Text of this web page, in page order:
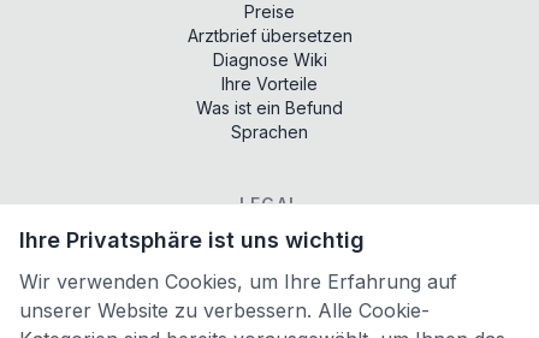
Preise
Arztbrief übersetzen
Diagnose Wiki
Ihre Vorteile
Was ist ein Befund
Sprachen
LEGAL
Terms of services
Imprint
Cookie-Einstellungen
Ihre Privatsphäre ist uns wichtig
Wir verwenden Cookies, um Ihre Erfahrung auf
unserer Website zu verbessern. Alle Cookie-